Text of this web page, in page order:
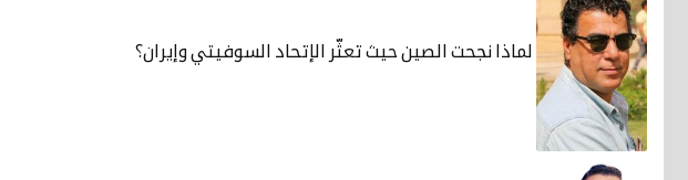
لماذا نجحت الصين حيث تعثّر الإتحاد السوفيتي وإيران؟